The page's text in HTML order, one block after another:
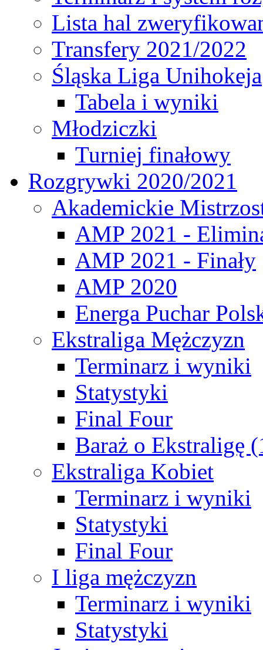
Lista hal
Transfery 2021/2022
Śląska Liga Unihokeja
Tabela i wyniki
Młodziczki
Turniej finałowy
Rozgrywki 2020/2021
Akademickie
AMP 2021 -
AMP 2021 - Finały
AMP 2020
Energa Puchar
Ekstraliga Mężczyzn
Terminarz i wyniki
Statystyki
Final Four
Baraż o Ekstraligę
Ekstraliga Kobiet
Terminarz i wyniki
Statystyki
Final Four
I liga mężczyzn
Terminarz i wyniki
Statystyki